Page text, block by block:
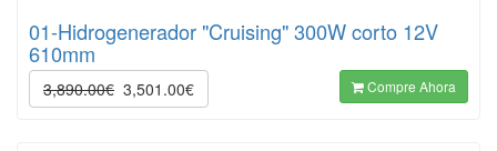
01-Hidrogenerador "Cruising" 300W corto 12V
610mm
3,890.00€ 3,501.00€ Compre Ahora